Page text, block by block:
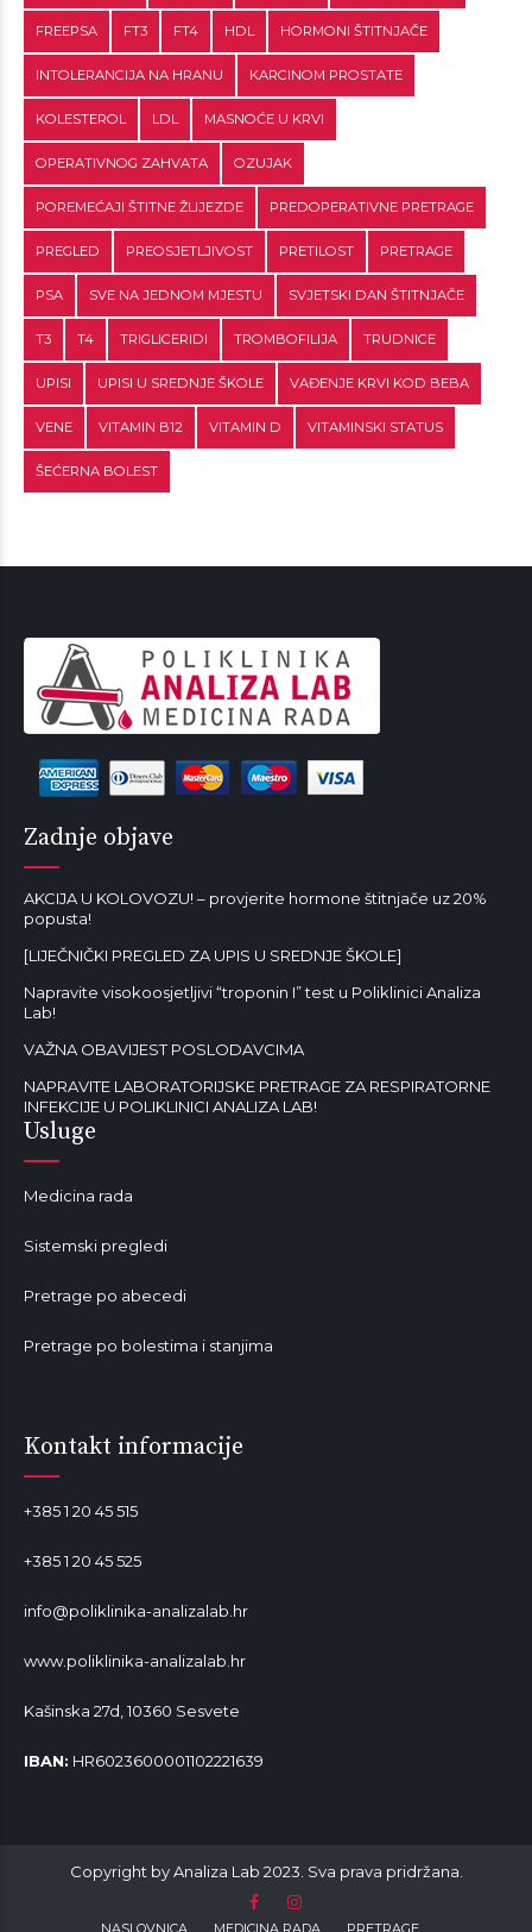
FREEPSA FT3 FT4 HDL HORMONI ŠTITNJAČE
INTOLERANCIJA NA HRANU KARCINOM PROSTATE
KOLESTEROL LDL MASNOĆE U KRVI
OPERATIVNOG ZAHVATA OZUJAK
POREMEĆAJI ŠTITNE ŽLIJEZDE PREDOPERATIVNE PRETRAGE
PREGLED PREOSJETLJIVOST PRETILOST PRETRAGE
PSA SVE NA JEDNOM MJESTU SVJETSKI DAN ŠTITNJAČE
T3 T4 TRIGLICERIDI TROMBOFILIJA TRUDNICE
UPISI UPISI U SREDNJE ŠKOLE VAĐENJE KRVI KOD BEBA
VENE VITAMIN B12 VITAMIN D VITAMINSKI STATUS
ŠEĆERNA BOLEST
Zadnje objave
AKCIJA U KOLOVOZU! – provjerite hormone štitnjače uz 20%
popusta!
[LIJEČNIČKI PREGLED ZA UPIS U SREDNJE ŠKOLE]
Napravite visokoosjetljivi “troponin I” test u Poliklinici Analiza
Lab!
VAŽNA OBAVIJEST POSLODAVCIMA
NAPRAVITE LABORATORIJSKE PRETRAGE ZA RESPIRATORNE
INFEKCIJE U POLIKLINICI ANALIZA LAB!
Usluge
Medicina rada
Sistemski pregledi
Pretrage po abecedi
Pretrage po bolestima i stanjima
Kontakt informacije
+385 1 20 45 515
+385 1 20 45 525
info@poliklinika-analizalab.hr
www.poliklinika-analizalab.hr
Kašinska 27d, 10360 Sesvete
IBAN: HR6023600001102221639
Copyright by Analiza Lab 2023. Sva prava pridržana.